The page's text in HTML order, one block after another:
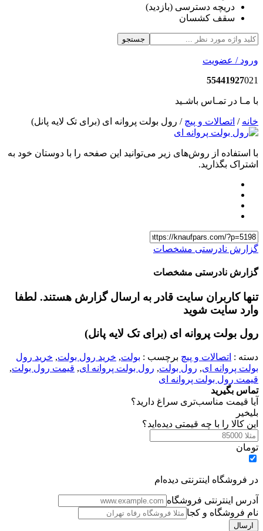
دریچه دسترسی (بازدید)
سقف کشسان
جستجو
/ عضویت
55441927
مـا در تمـاس باشـید
/اتصالات و پیچ/ رول بولت پروانه ای (برای تک لایه پانل)
استفاده از روش‌های زیر می‌توانید این صفحه را با دوستان خود به
بگذارید.
نادرستی مشخصات
نادرستی مشخصات
کاربران سایت قادر به ارسال گزارش هستند. لطفا
سایت شوید
بولت پروانه ای (برای تک لایه پانل)
:اتصالات و پیچ برچسب :بولت,خرید رول بولت,خرید رول
پروانه ای ,رول بولت,رول بولت پروانه ای ,قیمت رول بولت,
رول بولت پروانه ای
بگیرید
قیمت مناسب‌تری سراغ دارید؟
خیر
کالا را با چه قیمتی دیده‌اید؟
فروشگاه اینترنتی دیده‌ام
اینترنتی فروشگاه
فروشگاه و کجا